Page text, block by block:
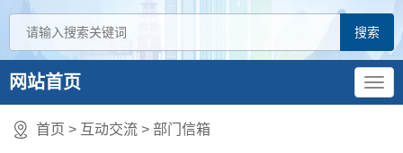
网站首页
首页 > 互动交流 > 部门信箱